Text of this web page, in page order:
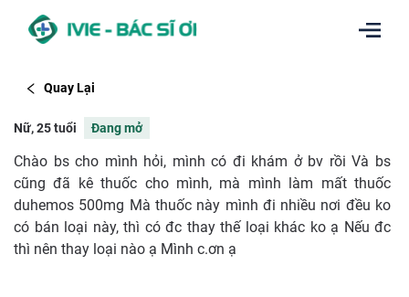
Quay Lại
Nữ, 25 tuổi Đang mở
Chào bs cho mình hỏi, mình có đi khám ở bv rồi Và bs
cũng đã kê thuốc cho mình, mà mình làm mất thuốc
duhemos 500mg Mà thuốc này mình đi nhiều nơi đều ko
có bán loại này, thì có đc thay thế loại khác ko ạ Nếu đc
thì nên thay loại nào ạ Mình c.ơn ạ